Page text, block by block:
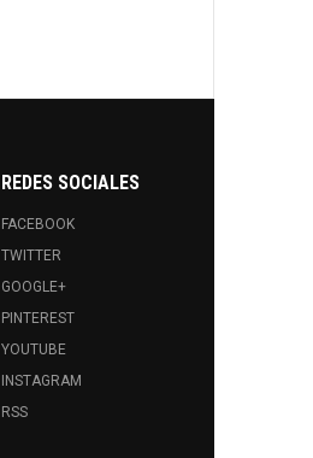
REDES SOCIALES
FACEBOOK
TWITTER
GOOGLE+
PINTEREST
YOUTUBE
INSTAGRAM
RSS